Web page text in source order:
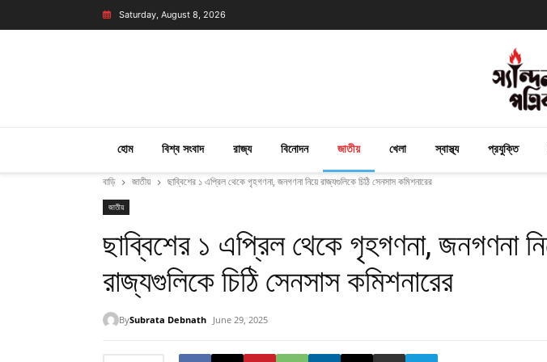
Saturday, August 8, 2026
হোম বিশ্ব সংবাদ রাজ্য বিনোদন জাতীয় খেলা স্বাস্থ্য প্রযুক্তি
বাড়ি জাতীয় ছাব্বিশের ১ এপ্রিল থেকে গৃহগণনা, জনগণনা নিয়ে রাজ্যগুলিকে চিঠি সেনসাস কমিশনারের
জাতীয়
ছাব্বিশের ১ এপ্রিল থেকে গৃহগণনা, জনগণনা
রাজ্যগুলিকে চিঠি সেনসাস কমিশনারের
BySubrata Debnath June 29, 2025